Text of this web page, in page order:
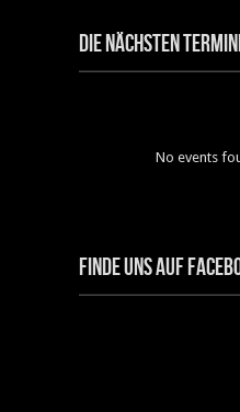
Die nächsten
No events
Finde uns auf